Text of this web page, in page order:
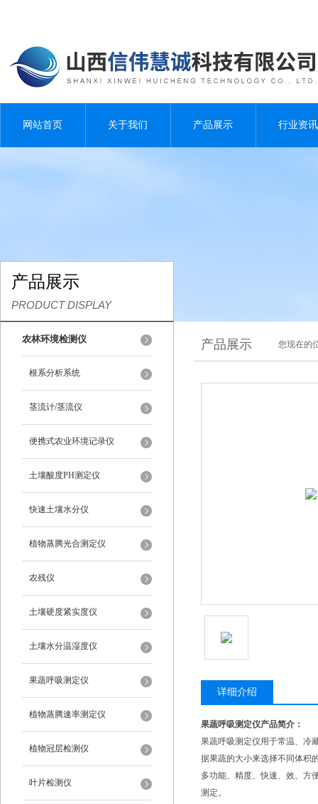
网站首页 关于我们 产品展示 行业资讯
产品展示
PRODUCT DISPLAY
农林环境检测仪
根系分析系统
茎流计/茎流仪
便携式农业环境记录仪
土壤酸度PH测定仪
快速土壤水分仪
植物蒸腾光合测定仪
农残仪
土壤硬度紧实度仪
土壤水分温湿度仪
果蔬呼吸测定仪
植物蒸腾速率测定仪
植物冠层检测仪
叶片检测仪
产品展示 您现在的
详细介绍
果蔬呼吸测定仪产品简介：
果蔬呼吸测定仪用于常温、冷
据果蔬的大小来选择不同体积
多功能、精度、快速、效、方
测定。